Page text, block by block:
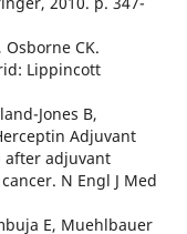
CK.
Lippincott
Jones B,
Adjuvant
after adjuvant
N Engl J Med
E, Muehlbauer